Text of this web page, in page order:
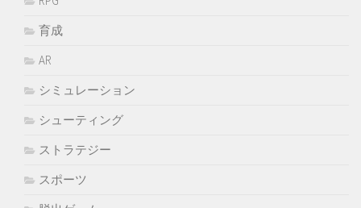
育成
AR
シミュレーション
シューティング
ストラテジー
スポーツ